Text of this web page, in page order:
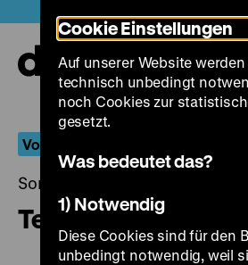
zum
Seiteninhalt
springen
Vom Anfang Israels
Sonntag, 27. Mai 2018, 17.00 -
Tel Aviv – Berlin
Cookie Einstellungen
Auf unserer Website
technisch unbedingt
noch Cookies zur
gesetzt.
Was bedeutet das?
1) Notwendig
Diese Cookies sind für den
unbedingt notwendig, weil